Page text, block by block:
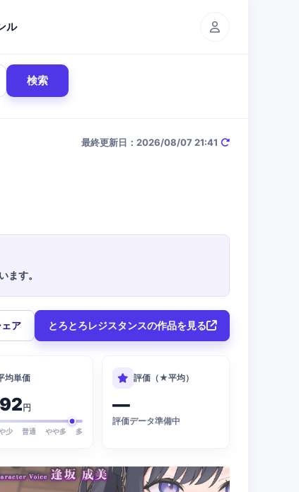
ル
検索
最終更新日：2026/08/07 21:41
ます。
ア とろとろレジスタンスの作品を見る
均単価
円
少 普通 やや多 多
評価（★平均）
—
評価データ準備中